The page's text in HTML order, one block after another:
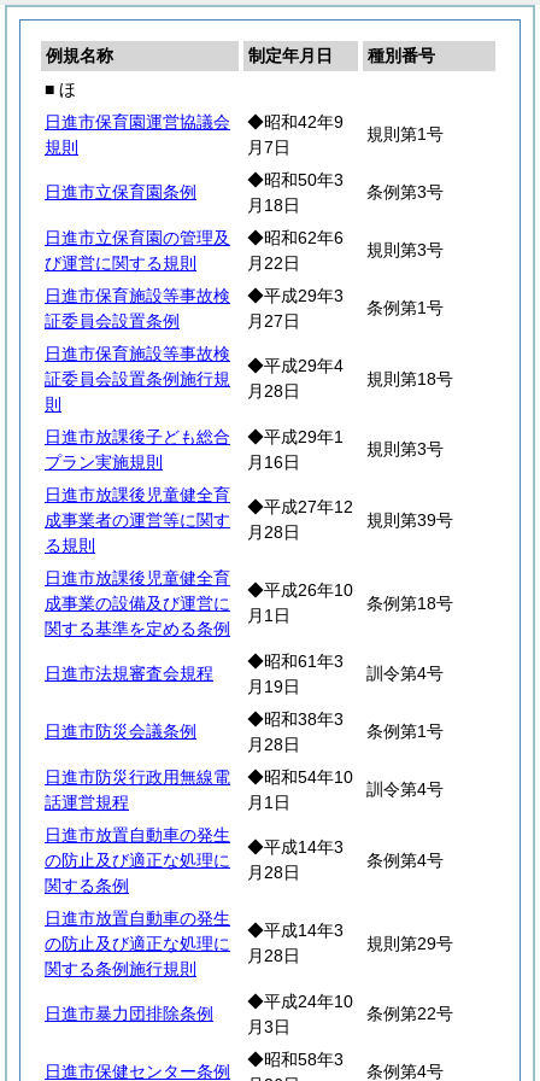
例規名称 制定年月日
種別番号
■ ほ
日進市保育園運営協議会
規則
◆昭和42年9
月7日
規則第1号
日進市立保育園条例
◆昭和50年3
月18日
条例第3号
日進市立保育園の管理及
び運営に関する規則
◆昭和62年6
月22日
規則第3号
日進市保育施設等事故検
証委員会設置条例
◆平成29年3
月27日
条例第1号
日進市保育施設等事故検
証委員会設置条例施行規
則
◆平成29年4
月28日
規則第18号
日進市放課後子ども総合
プラン実施規則
◆平成29年1
月16日
規則第3号
日進市放課後児童健全育
成事業者の運営等に関す
る規則
◆平成27年12
月28日
規則第39号
日進市放課後児童健全育
成事業の設備及び運営に
関する基準を定める条例
◆平成26年10
月1日
条例第18号
日進市法規審査会規程
◆昭和61年3
月19日
訓令第4号
日進市防災会議条例
◆昭和38年3
月28日
条例第1号
日進市防災行政用無線電
話運営規程
◆昭和54年10
月1日
訓令第4号
日進市放置自動車の発生
の防止及び適正な処理に
関する条例
◆平成14年3
月28日
条例第4号
日進市放置自動車の発生
の防止及び適正な処理に
関する条例施行規則
◆平成14年3
月28日
規則第29号
日進市暴力団排除条例
◆平成24年10
月3日
条例第22号
日進市保健センター条例
◆昭和58年3
条例第4号